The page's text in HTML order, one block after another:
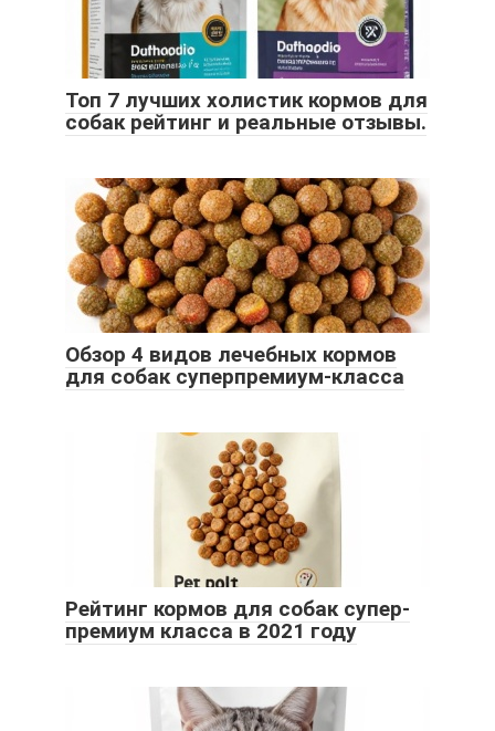
Топ 7 лучших холистик кормов для
собак рейтинг и реальные отзывы.
Обзор 4 видов лечебных кормов
для собак суперпремиум-класса
Рейтинг кормов для собак супер-
премиум класса в 2021 году